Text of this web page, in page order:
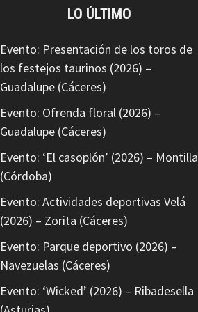
LO ÚLTIMO
Evento: Presentación de los toros de
los festejos taurinos (2026) –
Guadalupe (Cáceres)
Evento: Ofrenda floral (2026) –
Guadalupe (Cáceres)
Evento: ‘El casoplón’ (2026) – Montilla
(Córdoba)
Evento: Actividades deportivas Velá
(2026) – Zorita (Cáceres)
Evento: Parque deportivo (2026) –
Navezuelas (Cáceres)
Evento: ‘Wicked’ (2026) – Ribadesella